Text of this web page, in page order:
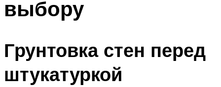
выбору
Грунтовка стен перед
штукатуркой